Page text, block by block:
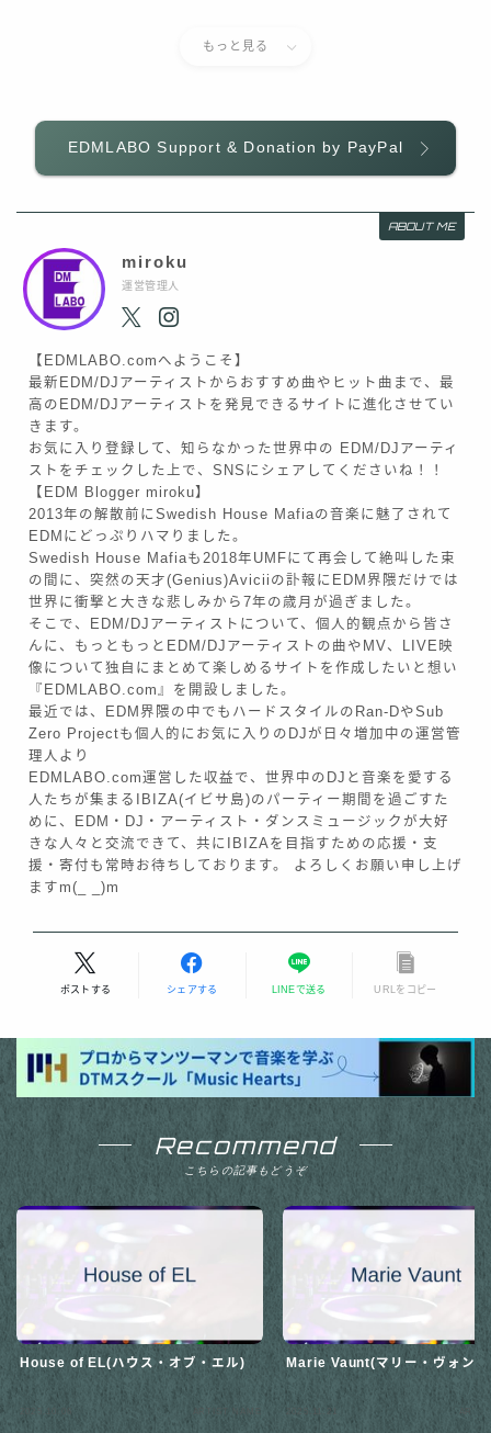
もっと見る
EDMLABO Support & Donation by PayPal
ABOUT ME
miroku
運営管理人
【EDMLABO.comへようこそ】
最新EDM/DJアーティストからおすすめ曲やヒット曲まで、最
高のEDM/DJアーティストを発見できるサイトに進化させてい
きます。
お気に入り登録して、知らなかった世界中の EDM/DJアーティ
ストをチェックした上で、SNSにシェアしてくださいね！！
【EDM Blogger miroku】
2013年の解散前にSwedish House Mafiaの音楽に魅了されて
EDMにどっぷりハマりました。
Swedish House Mafiaも2018年UMFにて再会して絶叫した束
の間に、突然の天才(Genius)Aviciiの訃報にEDM界隈だけでは
世界に衝撃と大きな悲しみから7年の歳月が過ぎました。
そこで、EDM/DJアーティストについて、個人的観点から皆さ
んに、もっともっとEDM/DJアーティストの曲やMV、LIVE映
像について独自にまとめて楽しめるサイトを作成したいと想い
『EDMLABO.com』を開設しました。
最近では、EDM界隈の中でもハードスタイルのRan-DやSub
Zero Projectも個人的にお気に入りのDJが日々増加中の運営管
理人より
EDMLABO.com運営した収益で、世界中のDJと音楽を愛する
人たちが集まるIBIZA(イビサ島)のパーティー期間を過ごすた
めに、EDM・DJ・アーティスト・ダンスミュージックが大好
きな人々と交流できて、共にIBIZAを目指すための応援・支
援・寄付も常時お待ちしております。 よろしくお願い申し上げ
ますm(_ _)m
ポストする シェアする LINEで送る URLをコピー
Recommend
こちらの記事もどうぞ
House of EL(ハウス・オブ・エル) Marie Vaunt(マリー・ヴォン
2025.11.21